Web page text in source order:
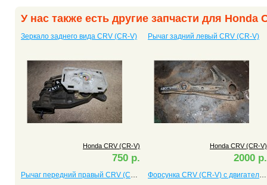
У нас также есть другие запчасти для Honda
Зеркало заднего вида CRV (CR-V)
Honda CRV (CR-V)
750 р.
Рычаг задний левый CRV (CR-V)
Honda CRV (CR-V)
2000 р.
Рычаг передний правый CRV (CR-V) Форсунка CRV (CR-V) с двигателем B20B